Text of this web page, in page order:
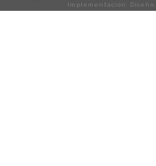
Implementación: Diseño,